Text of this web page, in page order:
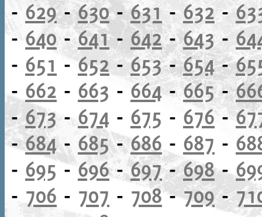
- 629-630-631 - 632 -
- 640 -641- 642-643-
- 651 -652 -653-654-
- 662 - 663 - 664-665-
-673-674 - 675 - 676-
-684- 685-686 - 687 -
- 695-696-697-698-
- 706 - 707 - 708-709-